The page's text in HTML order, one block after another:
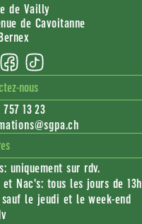
de Vailly
de Cavoitanne
nous
13 23
uniquement sur rdv.
et Nac's: tous les jours de 13h
sauf le jeudi et le week-end